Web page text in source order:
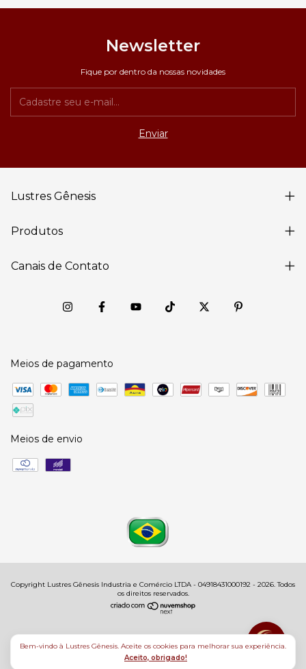
Bem-vindo à Lustres Gênesis. Aceite os cookies para melhorar sua experiência.
Aceito, obrigado!
Newsletter
Fique por dentro da nossas novidades
Lustres Gênesis
Produtos
Canais de Contato
Meios de pagamento
Meios de envio
Copyright Lustres Gênesis Industria e Comércio LTDA - 04918431000192 - 2026. Todos
os direitos reservados.